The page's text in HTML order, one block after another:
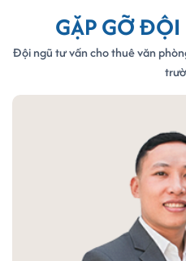
Khu pantry phục vụ cà
Tiện ích đi kèm dịch
Bảng tên doanh nghiệp
Địa chỉ giao dịch, đăng ký
GẶP GỠ ĐỘI
Đội ngũ tư vấn cho thuê văn